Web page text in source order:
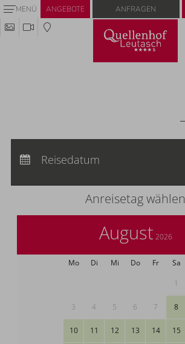
MENÜ ANGEBOTE
Anfragen
Abreise:keine Auswahl
Reisedatum
Anreisetag wählen
August 2026
Mo Di Mi Do Fr Sa
1
3 4 5 6 7 8
10 11 12 13 14 15